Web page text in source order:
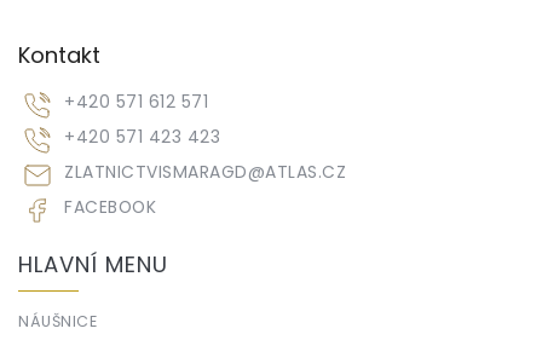
Kontakt
ZLATNICTVISMARAGD@ATLAS.CZ
+420 571 612 571
+420 571 423 423
FACEBOOK
HLAVNÍ MENU
NÁUŠNICE